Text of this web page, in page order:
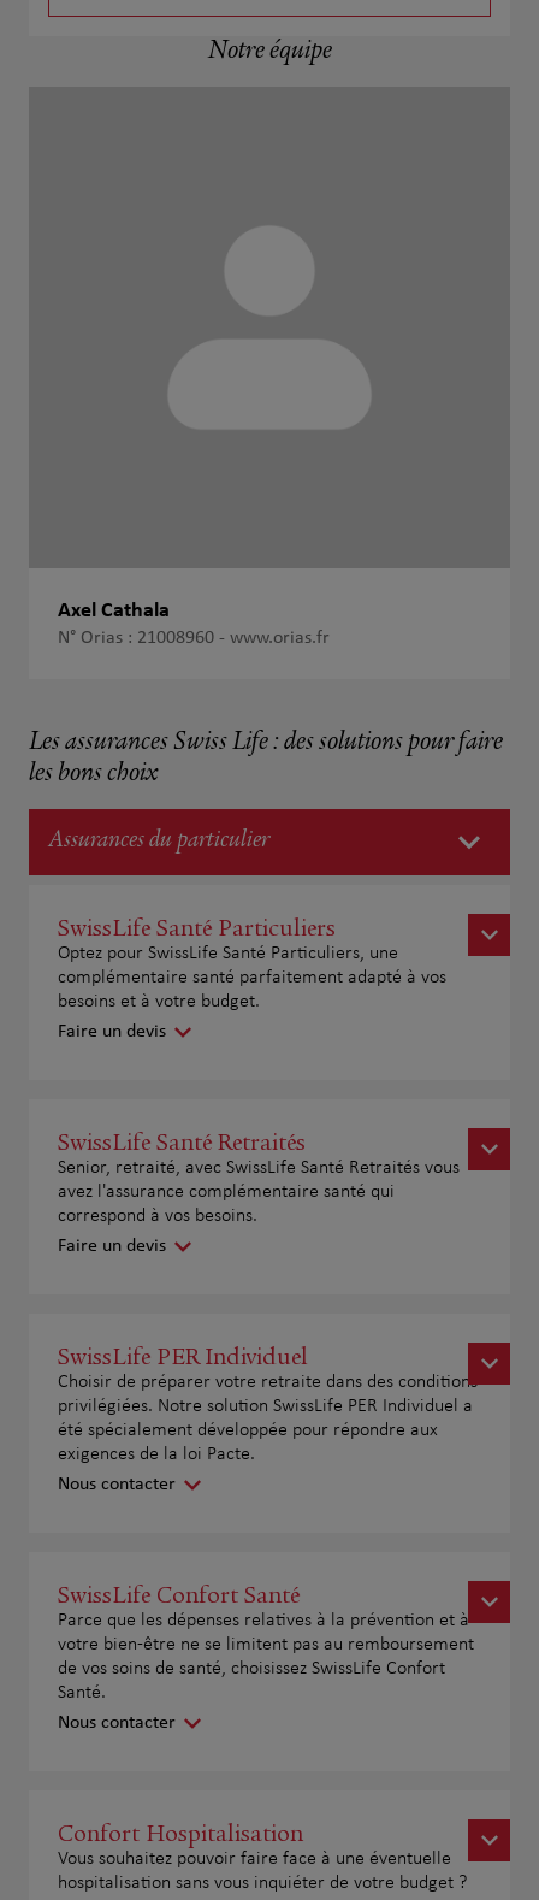
Notre équipe
Axel Cathala
N° Orias : 21008960 - www.orias.fr
Les assurances Swiss Life : des solutions pour faire
les bons choix
Assurances du particulier
SwissLife Santé Particuliers
Optez pour SwissLife Santé Particuliers, une
complémentaire santé parfaitement adapté à vos
besoins et à votre budget.
Faire un devis
SwissLife Santé Retraités
Senior, retraité, avec SwissLife Santé Retraités vous
avez l'assurance complémentaire santé qui
correspond à vos besoins.
Faire un devis
SwissLife PER Individuel
Choisir de préparer votre retraite dans des conditions
privilégiées. Notre solution SwissLife PER Individuel a
été spécialement développée pour répondre aux
exigences de la loi Pacte.
Nous contacter
SwissLife Confort Santé
Parce que les dépenses relatives à la prévention et à
votre bien-être ne se limitent pas au remboursement
de vos soins de santé, choisissez SwissLife Confort
Santé.
Nous contacter
Confort Hospitalisation
Vous souhaitez pouvoir faire face à une éventuelle
hospitalisation sans vous inquiéter de votre budget ?